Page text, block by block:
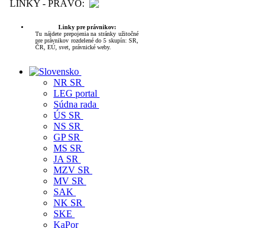
LINKY - PRÁVO:
Linky pre právnikov:
Tu nájdete prepojenia na stránky užitočné
pre právnikov rozdelené do 5 skupín: SR,
ČR, EÚ, svet, právnické weby.
NR SR
LEG portal
Súdna rada
ÚS SR
NS SR
GP SR
MS SR
JA SR
MZV SR
MV SR
SAK
NK SR
SKE
KaPor